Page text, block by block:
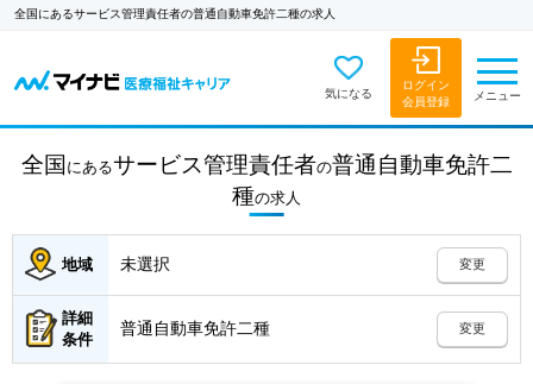
全国にあるサービス管理責任者の普通自動車免許二種の求人
気になる
ログイン
会員登録
メニュー
全国 にあるサービス管理責任者の普通自動車免許二
種の求人
地域 未選択 変更
詳細
条件
普通自動車免許二種 変更